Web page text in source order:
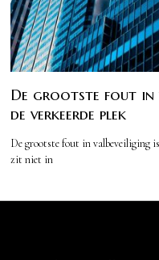
De grootste fout in
de verkeerde plek
De grootste fout in valbeveiliging
zit niet in